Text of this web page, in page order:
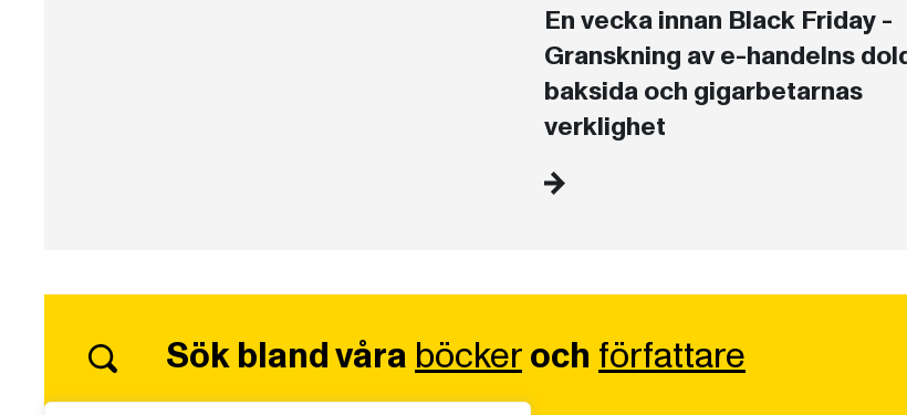
En vecka innan Black Friday -
Granskning av e-handelns
baksida och gigarbetarnas
verklighet
Sök bland våra böckeroch författare